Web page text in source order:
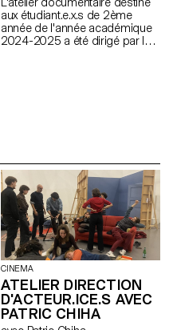
aux étudiant.e.x.s de 2ème
année de l'année académique
2024-2025 a été dirigé par le
CINEMA
ATELIER DIRECTION
D'ACTEUR.ICE.S AVEC
PATRIC CHIHA